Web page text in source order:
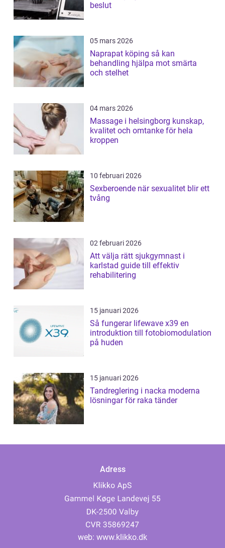
beslut
05 mars 2026
Naprapat köping så kan
behandling hjälpa mot smärta
och stelhet
04 mars 2026
Massage i helsingborg kunskap,
kvalitet och omtanke för hela
kroppen
10 februari 2026
Sexberoende när sexualitet blir ett
tvång
02 februari 2026
Att välja rätt sjukgymnast i
karlstad guide till effektiv
rehabilitering
15 januari 2026
Så fungerar lifewave x39 en
introduktion till fotobiomodulation
på huden
15 januari 2026
Tandreglering i nacka moderna
lösningar för raka tänder
Adress
web: www.klikko.dk